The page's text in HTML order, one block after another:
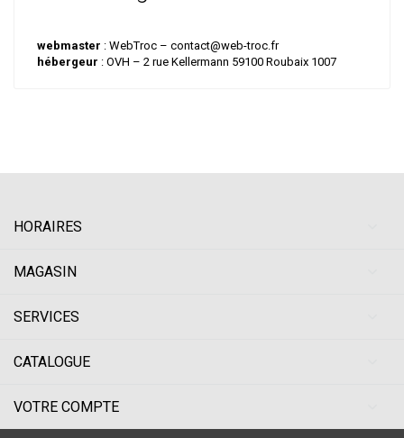
webmaster : WebTroc – contact@web-troc.fr
hébergeur : OVH – 2 rue Kellermann 59100 Roubaix 1007
HORAIRES
MAGASIN
SERVICES
CATALOGUE
VOTRE COMPTE